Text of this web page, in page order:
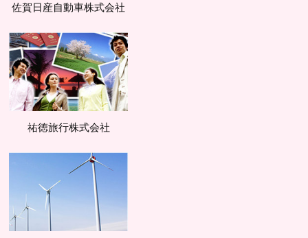
佐賀日産自動車株式会社
祐徳旅行株式会社